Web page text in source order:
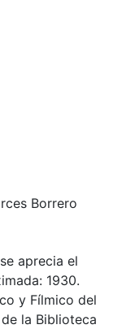
Borrero
aprecia el
1930.
y Fílmico del
la Biblioteca